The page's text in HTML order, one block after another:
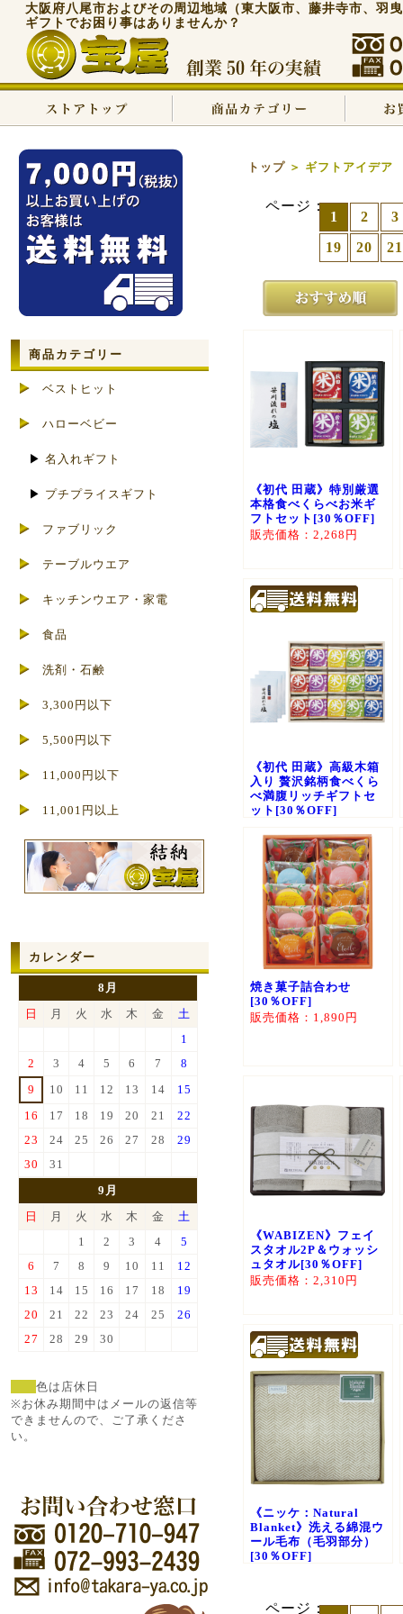
大阪府八尾市およびその周辺地域（東大阪市、藤井寺市、羽
ギフトでお困り事はありませんか？
トップ ＞ ギフトアイデア
ページ：
1 2
3
19
20 21
《初代 田蔵》特別厳選
本格食べくらべお米ギ
フトセット[30％OFF]
販売価格：2,268円
《初代 田蔵》高級木箱
入り 贅沢銘柄食べくら
べ満腹リッチギフトセ
ット[30％OFF]
焼き菓子詰合わせ
[30％OFF]
販売価格：1,890円
《WABIZEN》フェイ
スタオル2P＆ウォッシ
ュタオル[30％OFF]
販売価格：2,310円
《ニッケ：Natural
Blanket》洗える綿混ウ
ール毛布（毛羽部分）
[30％OFF]
ページ：
商品カテゴリー
ベストヒット
ハローベビー
▶ 名入れギフト
▶ プチプライスギフト
ファブリック
テーブルウエア
キッチンウエア・家電
食品
洗剤・石鹸
3,300円以下
5,500円以下
11,000円以下
11,001円以上
カレンダー
8月
日
月 火 水 木 金
土
1
2
3 4 5 6 7
8
9
10 11 12 13 14
15
16
17 18 19 20 21
22
23
24 25 26 27 28
29
30
31
9月
日
月 火 水 木 金
土
1
2 3 4
5
6
7 8 9 10 11
12
13
14 15 16 17 18
19
20
21 22 23 24 25
26
27
28 29 30
色は店休日
※お休み期間中はメールの返信等
できませんので、ご了承くださ
い。